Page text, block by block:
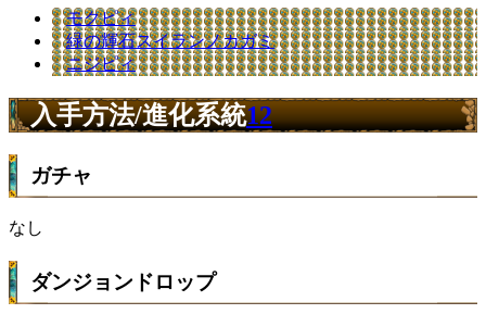
モクピィ
緑の輝石スイランノカガミ
ニジピィ
入手方法/進化系統12
ガチャ
なし
ダンジョンドロップ